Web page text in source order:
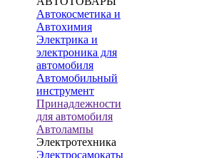
Автокосметика и
Автохимия
Электрика и
электроника для
автомобиля
Автомобильный
инструмент
Принадлежности
для автомобиля
Автолампы
Электротехника
Электросамокаты